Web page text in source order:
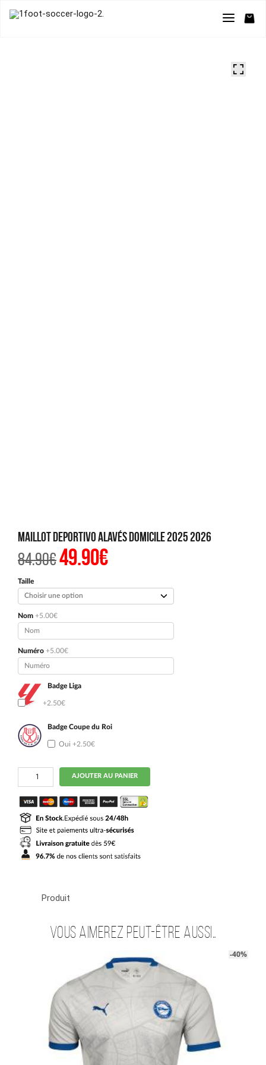
Maillot Deportivo Alavés Domicile 2025 2026
84.90€Le
prix
était :
84.90€.
49.90€Le
prix
est :
49.90€.
Taille
Nom +5.00€
Numéro +5.00€
Badge Liga
Oui +2.50€
Badge Coupe du Roi
Oui +2.50€
quantité
Maillot
Deportivo
Alavés
Domicile
2025
2026
AJOUTER AU PANIER
Produit
Vous aimerez peut-être aussi…
-40%